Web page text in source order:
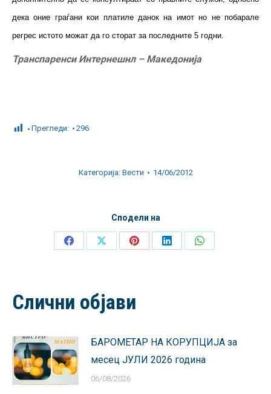
дека оние граѓани кои платиле данок на имот но не побарале
регрес истото можат да го сторат за последните 5 годни.
Транспаренси Интернешнл – Македонија
Прегледи: 296
Категорија: Вести 14/06/2012
Сподели на
Share
Share
Share
Share
Share
Слични објави
БАРОМЕТАР НА КОРУПЦИЈА за
месец ЈУЛИ 2026 година
06/08/2026